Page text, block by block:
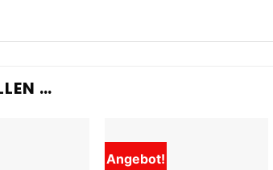
…
Angebot!